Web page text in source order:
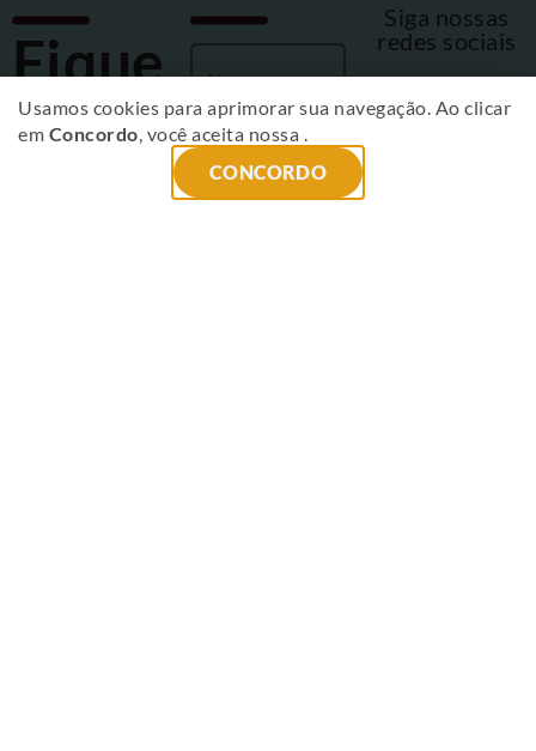
Fique
por
dentro
Siga nossas
redes sociais
CONCORDO
Usamos cookies para aprimorar sua navegação. Ao clicar
em Concordo, você aceita nossa .